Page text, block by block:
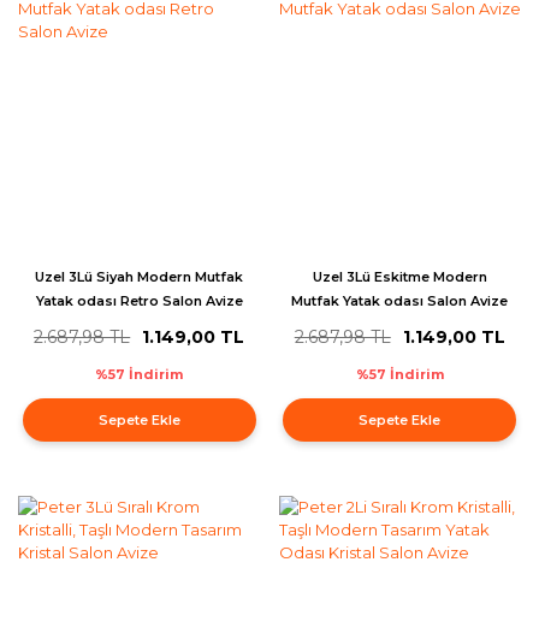
Uzel 3Lü Siyah Modern Mutfak
Yatak odası Retro Salon Avize
2.687,98 TL 1.149,00 TL
%57 İndirim
Sepete Ekle
Uzel 3Lü Eskitme Modern
Mutfak Yatak odası Salon Avize
2.687,98 TL 1.149,00 TL
%57 İndirim
Sepete Ekle